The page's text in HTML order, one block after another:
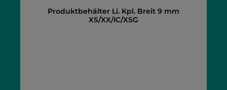
Produktbehälter Li. Kpl. Breit 9 mm
XS/XX/IC/XSG